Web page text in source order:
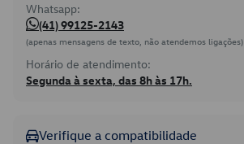
Whatsapp:
(41) 99125-2143
(apenas mensagens de texto, não atendemos ligações)
Horário de atendimento:
Segunda à sexta, das 8h às 17h.
Verifique a compatibilidade